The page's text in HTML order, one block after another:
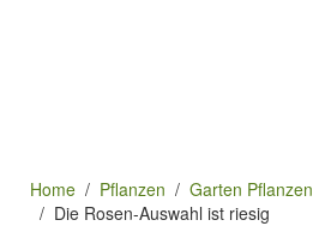
Home Pflanzen
Garten Pflanzen
Die Rosen-Auswahl ist riesig